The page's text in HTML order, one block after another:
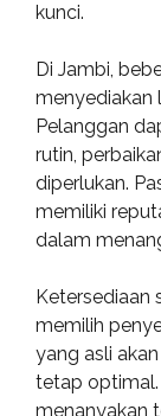
kunci.
Di Jambi,
menyediakan
Pelanggan
rutin,
diperlukan.
memiliki
dalam
Ketersediaan
memilih
yang asli
tetap optimal.
menanyakan